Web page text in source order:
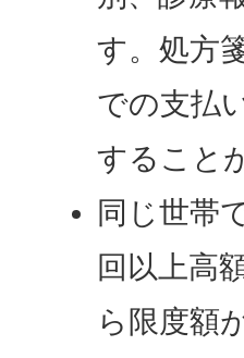
す。処方
での支払
すること
同じ世帯
回以上高
ら限度額